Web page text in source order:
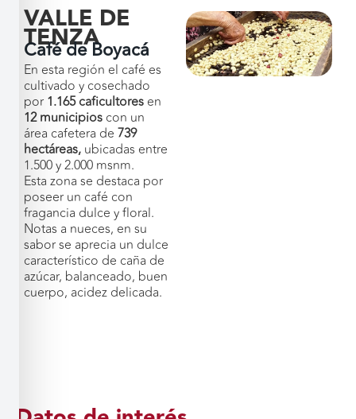
VALLE DE
TENZA
Café de Boyacá
En esta región el café es
cultivado y cosechado
por 1.165 caficultores en
12municipios con un
área cafetera de 739
hectáreas, ubicadas entre
1.500 y 2.000 msnm.
Esta zona se destaca por
poseer un café con
fragancia dulce y floral.
Notas a nueces, en su
sabor se aprecia un dulce
característico de caña de
azúcar, balanceado, buen
cuerpo, acidez delicada.